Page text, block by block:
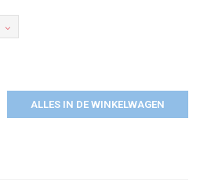
ALLES IN DE WINKELWAGEN